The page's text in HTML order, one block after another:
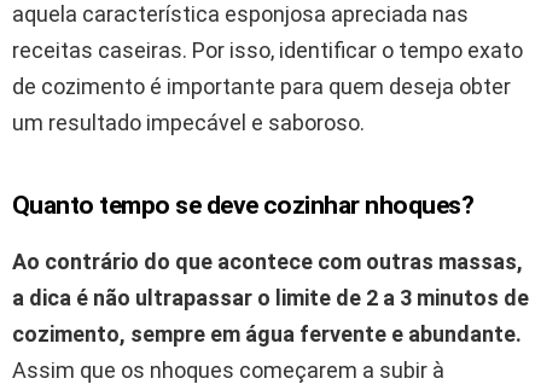
aquela característica esponjosa apreciada nas
receitas caseiras. Por isso, identificar o tempo exato
de cozimento é importante para quem deseja obter
um resultado impecável e saboroso.
Quanto tempo se deve cozinhar nhoques?
Ao contrário do que acontece com outras massas,
a dica é não ultrapassar o limite de 2 a 3 minutos de
cozimento, sempre em água fervente e abundante.
Assim que os nhoques começarem a subir à